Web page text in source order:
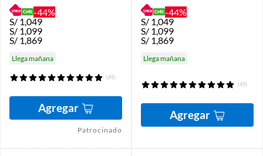
-44%
S/ 1,049
S/ 1,099
S/ 1,869
Llega mañana
(45)
Agregar
Patrocinado
-44%
S/ 1,049
S/ 1,099
S/ 1,869
Llega mañana
(45)
Agregar